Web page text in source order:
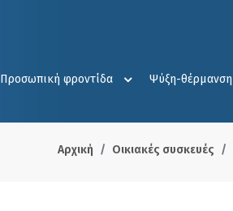
Προσωπική φροντίδα Ψύξη-θέρμανση
Αρχική Οικιακές συσκευές